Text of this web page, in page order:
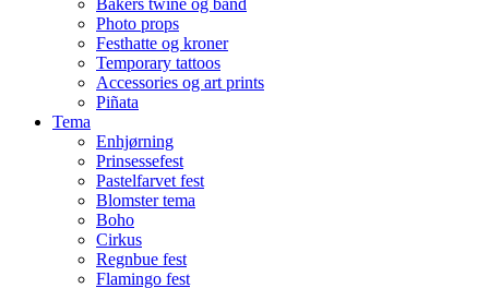
Bakers twine og bånd
Photo props
Festhatte og kroner
Temporary tattoos
Accessories og art prints
Piñata
Tema
Enhjørning
Prinsessefest
Pastelfarvet fest
Blomster tema
Boho
Cirkus
Regnbue fest
Flamingo fest